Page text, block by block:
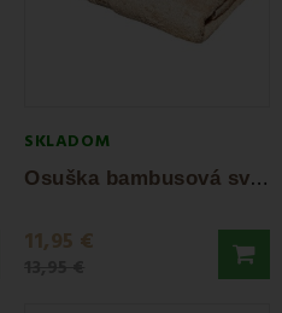
SKLADOM
O
suška bambusová svetlohnedá 70x140 cm EMI
11,95 €